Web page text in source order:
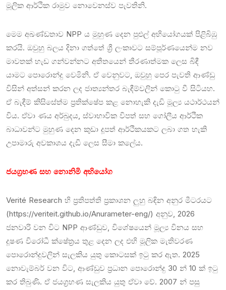
මූලික ආර්ථික රාමුව නොවෙනස්ව පැවතිනි.
මෙම අඛණ්ඩතාව NPP ය මුහුණ දෙන පුළුල් අභියෝගයක් පිළිබිඹු
කරයි. ඔවුහු බලය දිනා ගත්තේ ශ්‍රී ලංකාවට සම්පූර්ණයෙන්ම නව
මාවතක් හැඩ ගන්වන්නට අතීතයෙන් තීරණාත්මක ලෙස බිඳී
යාමට පොරොන්දු වෙමිනි. ඒ වෙනුවට, ඔවුහු පෙර පැවති ආණ්ඩු
විසින් අත්සන් කරන ලද ජාත්‍යන්තර බැඳීම්වලින් කොටු වී සිටියහ.
ඒ බැඳීම් කිසිසේත්ම ප්‍රතික්ෂේප කළ නොහැකි දැඩි මූල්‍ය යථාර්ථයන්
විය. ඒවා ණය අර්බුදය, ස්වාභාවික විපත් සහ ගෝලීය ආර්ථික
බාධාවන්ට මුහුණ දෙන කුඩා දූපත් ආර්ථිකයකට ලබා ගත හැකි
උපාමාරු අවකාශය දැඩි ලෙස සීමා කලේය.
ජයග්‍රහණ සහ නොනිමි අභියෝග
Verité Research හි ප්‍රතිපත්ති ප්‍රකාශන ලුහු බඳින අනුර මීටරයට
(https://veriteit.github.io/Anurameter-eng/) අනුව, 2026
ජනවාරි වන විට NPP ආණ්ඩුව, විශේෂයෙන් මූල්‍ය විනය සහ
දූෂණ විරෝධී ක්ෂේත්‍රය තුළ දෙන ලද එහි මූලික මැතිවරණ
පොරොන්දුවලින් සැලකිය යුතු කොටසක් ඉටු කර ඇත. 2025
නොවැම්බර් වන විට, ආණ්ඩුව ප්‍රධාන පොරොන්දු 30 න් 10 ක් ඉටු
කර තිබුණි. ඒ ජයග්‍රහණ සැලකිය යුතු ඒවා වේ. 2007 න් පසු